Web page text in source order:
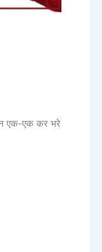
एक-एक कर भरे